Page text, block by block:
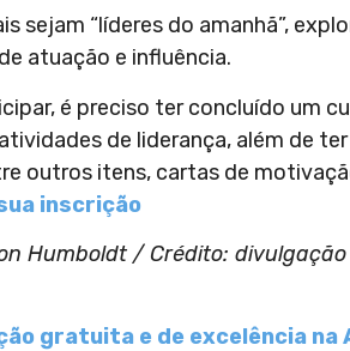
sejam “líderes do amanhã”,
atuação e influência.
é preciso ter concluído um
de liderança, além de
outros itens, cartas de
inscrição
Humboldt / Crédito: divulgação
gratuita e de excelência na